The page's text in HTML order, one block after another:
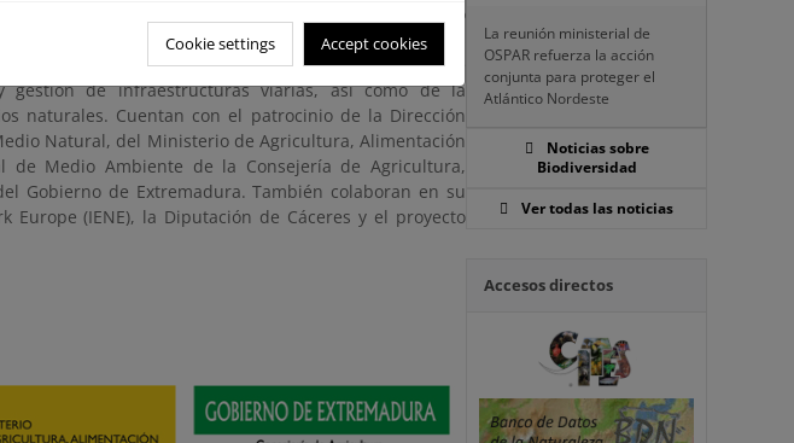
y se encuadran en la labor del Grupo de Trabajo
de Transportes. Como en anteriores
que participan en procesos de evaluación de
gestión de infraestructuras viarias, así como de la
naturales. Cuentan con el patrocinio de la Dirección
Natural, del Ministerio de Agricultura, Alimentación
Medio Ambiente de la Consejería de Agricultura,
Gobierno de Extremadura. También colaboran en su
Europe (IENE), la Diputación de Cáceres y el proyecto
La reunión ministerial de
OSPAR refuerza la acción
conjunta para proteger el
Atlántico Nordeste
Noticias sobre
Biodiversidad
Ver todas las noticias
Accesos directos
Cookie settings Accept cookies